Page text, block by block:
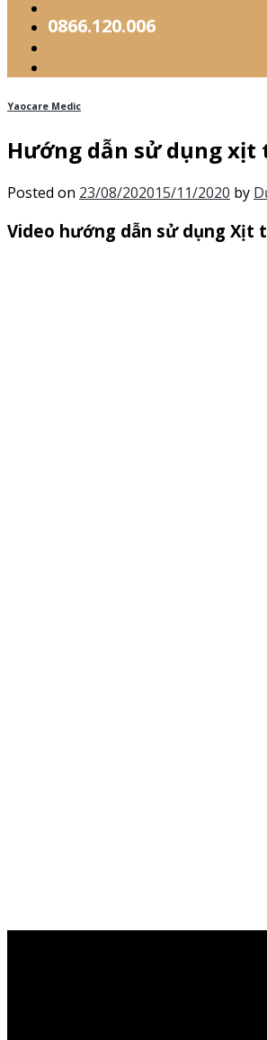
0866.120.006
Yaocare Medic
Hướng dẫn sử dụng xịt
Posted on 23/08/202015/11/2020 by
Video hướng dẫn sử dụng Xịt